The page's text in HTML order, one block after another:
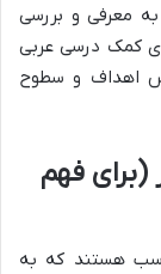
معرفی و بررسی
کمک درسی عربی
اهداف و سطوح
فهم
هستند که به